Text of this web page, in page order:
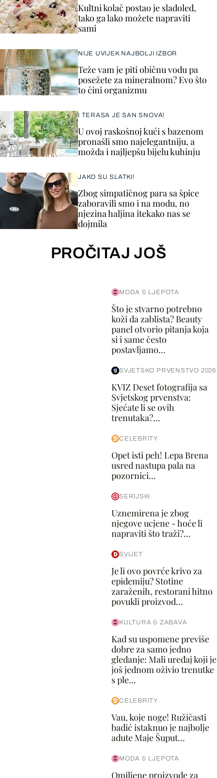
Kultni kolač postao je sladoled,
tako ga lako možete napraviti
sami
NIJE UVIJEK NAJBOLJI IZBOR
Teže vam je piti običnu vodu pa
posežete za mineralnom? Evo što
to čini organizmu
I TERASA JE SAN SNOVA!
U ovoj raskošnoj kući s bazenom
pronašli smo najelegantniju, a
možda i najljepšu bijelu kuhinju
JAKO SU SLATKI!
Zbog simpatičnog para sa špice
zaboravili smo i na modu, no
njezina haljina itekako nas se
dojmila
PROČITAJ JOŠ
MODA & LJEPOTA
Što je stvarno potrebno
koži da zablista? Beauty
panel otvorio pitanja koja
si i same često
postavljamo...
SVJETSKO PRVENSTVO 2026
KVIZ Deset fotografija sa
Svjetskog prvenstva:
Sjećate li se ovih
trenutaka?...
CELEBRITY
Opet isti peh! Lepa Brena
usred nastupa pala na
pozornici...
SERIJSKI
Uznemirena je zbog
njegove ucjene - hoće li
napraviti što traži?...
SVIJET
Je li ovo povrće krivo za
epidemiju? Stotine
zaraženih, restorani hitno
povukli proizvod...
KULTURA & ZABAVA
Kad su uspomene previše
dobre za samo jedno
gledanje: Mali uređaj koji je
još jednom oživio trenutke
s ple...
CELEBRITY
Vau, koje noge! Ružičasti
badić istaknuo je najbolje
adute Maje Šuput...
MODA & LJEPOTA
Omiljene proizvode za